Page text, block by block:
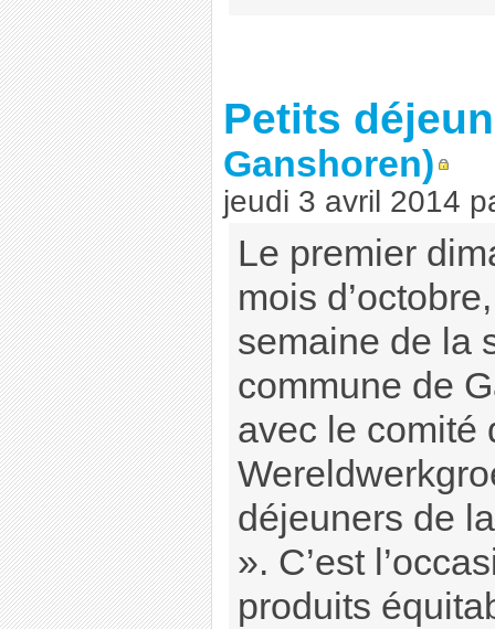
Petits
Ganshoren)
jeudi 3 avril 2014
Le premier
mois
semaine de la
commune de
avec le comité
déjeuners de
». C’est
produits